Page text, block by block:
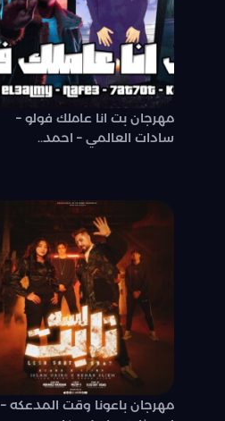
مهرجان بت انا عاملك فولو –
سادات العالمي – احمد..
مهرجان باعونا وقت المدعكه –